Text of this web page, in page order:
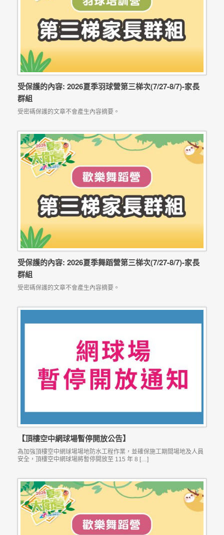
受保護的內容: 2026夏季羽球營第三梯次(7/27-8/7)-家長
群組
受密碼保護的文章不會產生內容摘要。
受保護的內容: 2026夏季舞蹈營第三梯次(7/27-8/7)-家長
群組
受密碼保護的文章不會產生內容摘要。
【頂樓空中網球場暫停開放公告】
為加強頂樓空中網球場場地防水工程作業，並確保施工期間場地及人員
安全，頂樓空中網球場將暫停開放至 115 年 8 […]